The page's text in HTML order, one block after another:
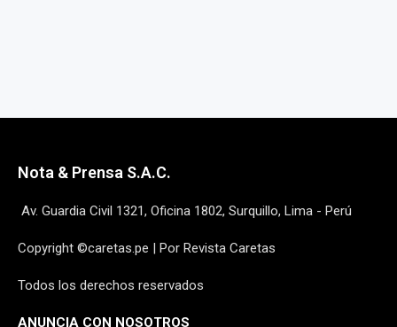
Nota & Prensa S.A.C.
Av. Guardia Civil 1321, Oficina 1802, Surquillo, Lima - Perú
Copyright ©caretas.pe | Por Revista Caretas
Todos los derechos reservados
ANUNCIA CON NOSOTROS